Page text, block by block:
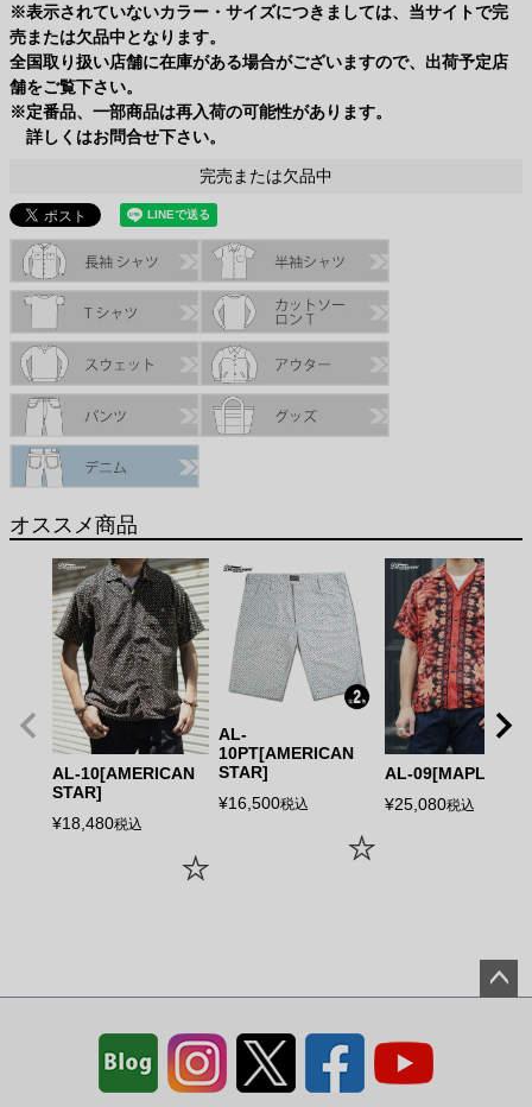
XS
61.0cm50.5cm19.0cm42.5cm
S
64.0cm 53.5cm20.0cm
M
66.5cm 56.0cm21.0cm44.5cm
L
69.0cm 58.5cm22.0cm
45.5cm
XL
72.0cm61.5cm 23.0cm
24.0cm48.5cm
※表示されていないカラー・サイズにつきましては、当サイトで完
売または欠品中となります。
全国取り扱い店舗に在庫がある場合がございますので、出荷予定店
舗をご覧下さい。
※定番品、一部商品は再入荷の可能性があります。
詳しくはお問合せ下さい。
完売または欠品中
オススメ商品
AL-10[AMERICAN
STAR]
¥18,480税込
AL-
10PT[AMERICAN
STAR]
¥16,500税込
AL-09[MAPLES]
¥25,080税込